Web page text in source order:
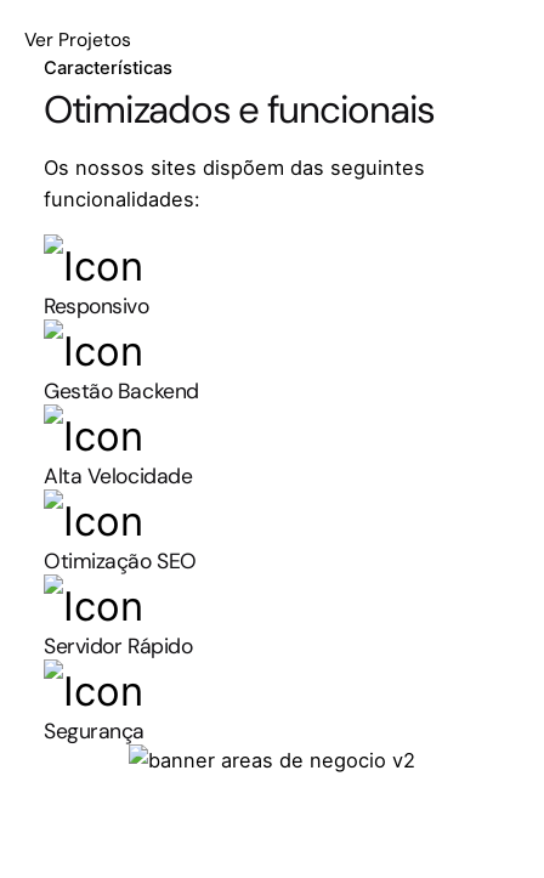
Ver Projetos
Características
Otimizados e funcionais
Os nossos sites dispõem das seguintes
funcionalidades:
Responsivo
Gestão Backend
Alta Velocidade
Otimização SEO
Servidor Rápido
Segurança